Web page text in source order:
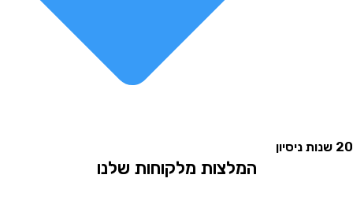
המלצות מלקוחות שלנו